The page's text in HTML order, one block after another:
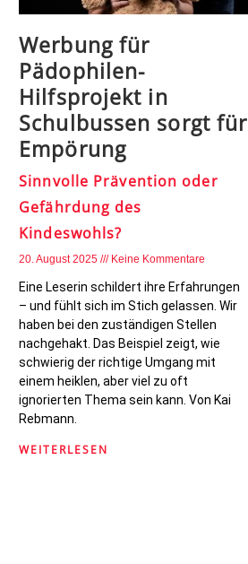
Werbung für
Pädophilen-
Hilfsprojekt in
Schulbussen sorgt für
Empörung
Sinnvolle Prävention oder
Gefährdung des
Kindeswohls?
20. August 2025 Keine Kommentare
Eine Leserin schildert ihre Erfahrungen
– und fühlt sich im Stich gelassen. Wir
haben bei den zuständigen Stellen
nachgehakt. Das Beispiel zeigt, wie
schwierig der richtige Umgang mit
einem heiklen, aber viel zu oft
ignorierten Thema sein kann. Von Kai
Rebmann.
WEITERLESEN